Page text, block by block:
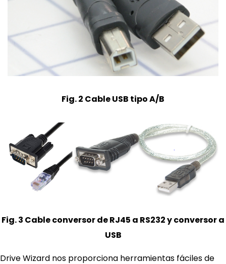
Fig. 2 Cable USB tipo A/B
Fig. 3 Cable conversor de RJ45 a RS232 y conversor a
USB
Drive Wizard nos proporciona herramientas fáciles de